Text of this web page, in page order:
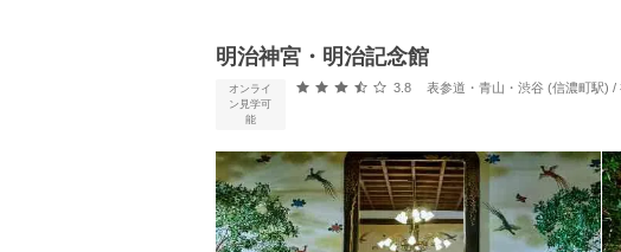
明治神宮・明治記念館
オンライ
ン見学可
能
口コミ評価
3.8 表参道・青山・渋谷 (信濃町駅) /